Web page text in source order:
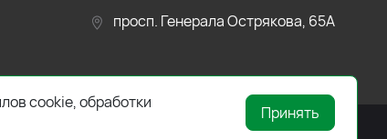
просп. Генерала Острякова, 65А
cookie, обработки
Принять